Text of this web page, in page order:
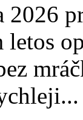
2026
letos